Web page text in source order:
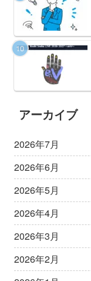
アーカイブ
2026年7月
2026年6月
2026年5月
2026年4月
2026年3月
2026年2月